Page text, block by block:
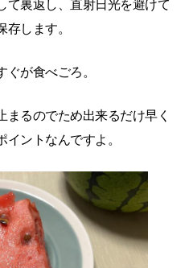
て裏返し、直射日光を避けて
します。
が食べごろ。
まるのでため出来るだけ早く
ントなんですよ。